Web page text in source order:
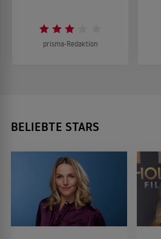
prisma-Redaktion
BELIEBTE STARS